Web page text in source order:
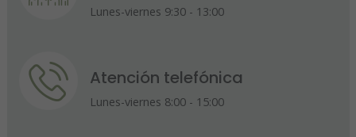
Lunes-viernes 9:30 - 13:00
Atención telefónica
Lunes-viernes 8:00 - 15:00